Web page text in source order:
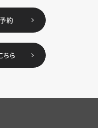
約
ちら